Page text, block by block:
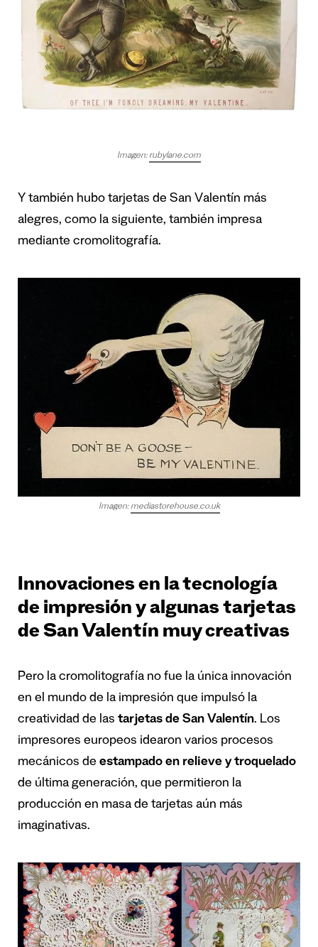
Imagen: rubylane.com
Y también hubo tarjetas de San Valentín más
alegres, como la siguiente, también impresa
mediante cromolitografía.
Imagen: mediastorehouse.co.uk
Innovaciones en la tecnología
de impresión y algunas tarjetas
de San Valentín muy creativas
Pero la cromolitografía no fue la única innovación
en el mundo de la impresión que impulsó la
creatividad de las tarjetas de San Valentín. Los
impresores europeos idearon varios procesos
mecánicos de estampado en relieve y troquelado
de última generación, que permitieron la
producción en masa de tarjetas aún más
imaginativas.